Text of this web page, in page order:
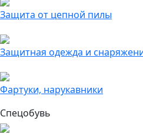
Защита от цепной пилы
Защитная одежда и
Фартуки, нарукавники
Спецобувь